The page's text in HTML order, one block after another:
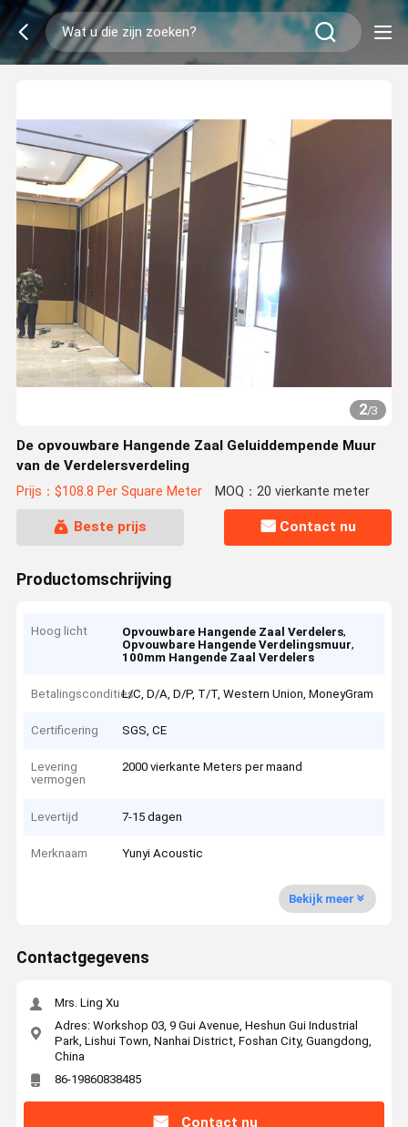
2/3
De opvouwbare Hangende Zaal Geluiddempende Muur
van de Verdelersverdeling
Prijs：$108.8 Per Square Meter MOQ：20 vierkante meter
Beste prijs Contact nu
Productomschrijving
Hoog licht Opvouwbare Hangende Zaal Verdelers,
Opvouwbare Hangende Verdelingsmuur,
100mm Hangende Zaal Verdelers
BetalingsconditiesL/C, D/A, D/P, T/T, Western Union, MoneyGram
Certificering SGS, CE
Levering
vermogen
2000 vierkante Meters per maand
Levertijd 7-15 dagen
Merknaam Yunyi Acoustic
Bekijk meer
Contactgegevens
Mrs. Ling Xu
Adres: Workshop 03, 9 Gui Avenue, Heshun Gui Industrial
Park, Lishui Town, Nanhai District, Foshan City, Guangdong,
China
86-19860838485
Contact nu